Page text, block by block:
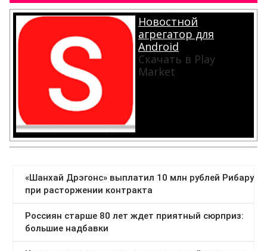
Новостной
агрегатор для
Android
Скачать в Play
Market